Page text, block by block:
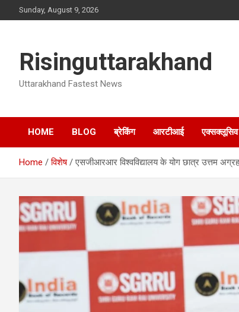
to
Sunday, August 9, 2026
Risinguttarakhand
Uttarakhand Fastest News
HOME BLOG ब्रेकिंग आरटीआई एक्सक्लूसिव
Home विशेष एसजीआरआर विश्वविद्यालय के योग छात्र उत्तम